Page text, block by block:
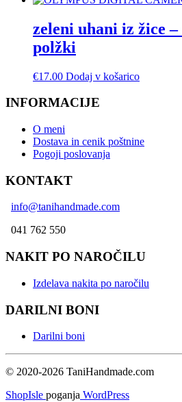
zeleni uhani iz žice
polžki
€17.00 Dodaj v košarico
INFORMACIJE
O meni
Dostava in cenik poštnine
Pogoji poslovanja
KONTAKT
info@tanihandmade.com
041 762 550
NAKIT PO NAROČILU
Izdelava nakita po naročilu
DARILNI BONI
Darilni boni
© 2020-2026 TaniHandmade.com
ShopIsle poganja WordPress